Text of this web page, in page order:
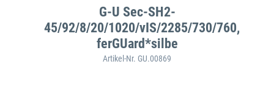
G-U Sec-SH2-
45/92/8/20/1020/vIS/2285/730/760,
ferGUard*silbe
Artikel-Nr. GU.00869